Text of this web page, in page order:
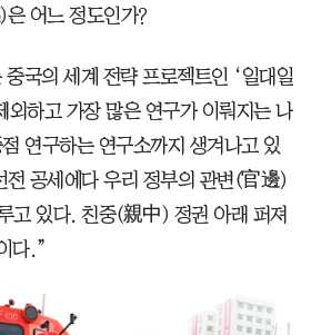
어느 정도인가?
중국의 세계 전략 프로젝트인 ‘일대일
외하고 가장 많은 연구가 이뤄지는 나
연구하는 연구소까지 생겨나고 있
전 공세에다 우리 정부의 관변(官邊)
고 있다. 친중(親中) 정권 아래 퍼져
다.”